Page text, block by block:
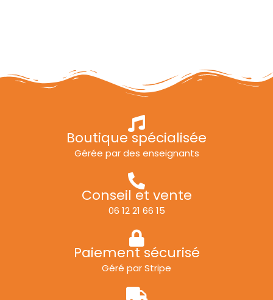
Boutique spécialisée
Gérée par des enseignants
Conseil et vente
06 12 21 66 15
Paiement sécurisé
Géré par Stripe